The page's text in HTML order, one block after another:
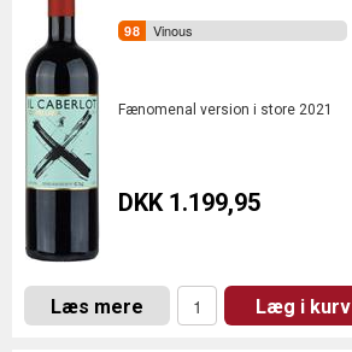
Vinous
Fænomenal version i store 2021
DKK 1.199,95
Læs mere Læg i kurv